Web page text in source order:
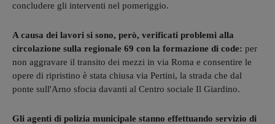
concludere gli interventi nel pomeriggio.
A causa dei lavori si sono, però, verificati problemi alla
circolazione sulla regionale 69 con la formazione di code: per
non aggravare il transito dei mezzi in via Roma e consentire le
opere di ripristino è stata chiusa via Pertini, la strada che dal
ponte sull'Arno sfocia davanti al Centro sociale Il Giardino.
Gli agenti di polizia municipale stanno effettuando servizio di